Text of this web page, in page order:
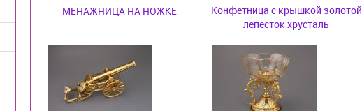
МЕНАЖНИЦА НА НОЖКЕ
Конфетница с крышкой золотой
лепесток хрусталь